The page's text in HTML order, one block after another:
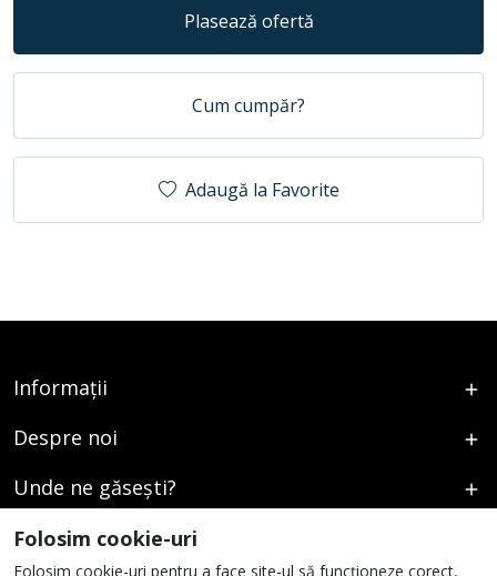
Plasează ofertă
Cum cumpăr?
Adaugă la Favorite
Informații
Despre noi
Unde ne găsești?
Urmați-ne
Folosim cookie-uri
Folosim cookie-uri pentru a face site-ul să funcționeze corect,